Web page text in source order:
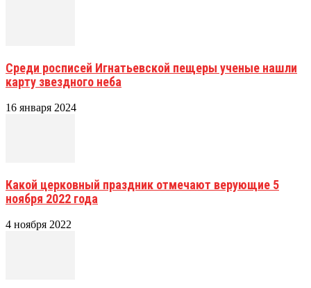
Среди росписей Игнатьевской пещеры ученые нашли
карту звездного неба
16 января 2024
Какой церковный праздник отмечают верующие 5
ноября 2022 года
4 ноября 2022